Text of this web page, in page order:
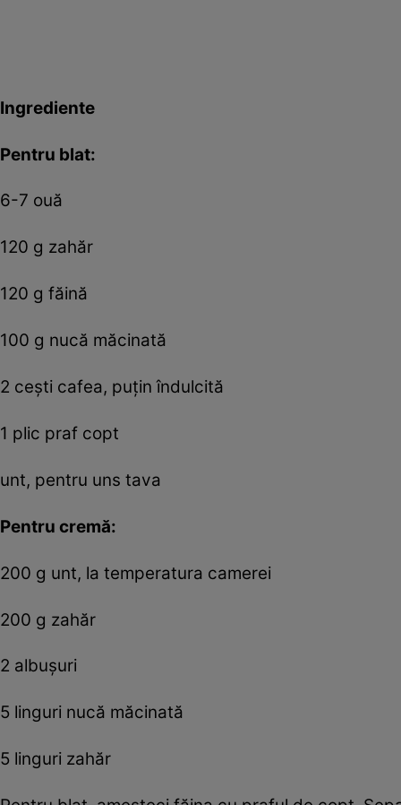
Ingrediente
Pentru blat:
6-7 ouă
120 g zahăr
120 g făină
100 g nucă măcinată
2 cești cafea, puțin îndulcită
1 plic praf copt
unt, pentru uns tava
Pentru cremă:
200 g unt, la temperatura camerei
200 g zahăr
2 albușuri
5 linguri nucă măcinată
5 linguri zahăr